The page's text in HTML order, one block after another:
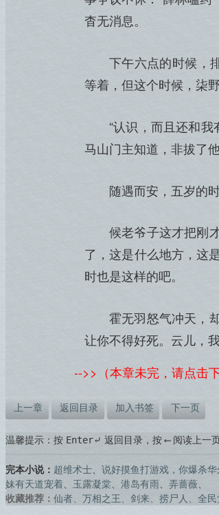
杳无消息。
下午六点的时候，
等着，但这个时候，柒
“认识，而且还和
马山门主知道，非拔了
随遇而安，五岁的
候老爷子这才把刚
了，这是什么地方，这
时也是这样的吧。
霍无羽怒气冲天，
让你不得好死。云儿，
-->>（本章未完，请点击
上一章 返回目录 加入书签 下一页
温馨提示：按 Enter⤶ 返回目录，按⟵阅读上一
完本小说： 超维术士、 说好摸鱼打游戏，你爆杀华
妹有天道宠着、 玉露凝棠、 港岛有雨、 弄蔷薇、
收藏推荐： 仙者、 万相之王、 剑来、 捞尸人 、 全